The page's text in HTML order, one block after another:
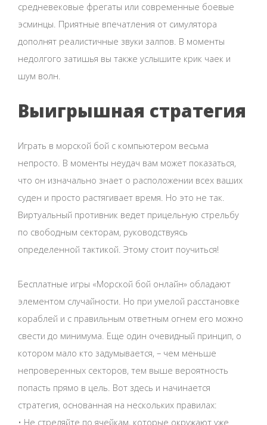
средневековые фрегаты или современные боевые
эсминцы. Приятные впечатления от симулятора
дополнят реалистичные звуки залпов. В моменты
недолгого затишья вы также услышите крик чаек и
шум волн.
Выигрышная стратегия
Играть в морской бой с компьютером весьма
непросто. В моменты неудач вам может показаться,
что он изначально знает о расположении всех ваших
суден и просто растягивает время. Но это не так.
Виртуальный противник ведет прицельную стрельбу
по свободным секторам, руководствуясь
определенной тактикой. Этому стоит поучиться!
Бесплатные игры «Морской бой онлайн» обладают
элементом случайности. Но при умелой расстановке
кораблей и с правильным ответным огнем его можно
свести до минимума. Еще один очевидный принцип, о
котором мало кто задумывается, – чем меньше
непроверенных секторов, тем выше вероятность
попасть прямо в цель. Вот здесь и начинается
стратегия, основанная на нескольких правилах:
• Не стреляйте по ячейкам, которые окружают уже